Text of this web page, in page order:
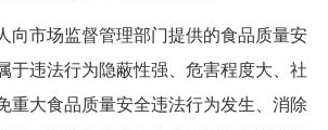
向市场监督管理部门提供的食品质量安
于违法行为隐蔽性强、危害程度大、社
重大食品质量安全违法行为发生、消除